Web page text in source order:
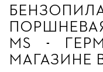
ms -
магазине